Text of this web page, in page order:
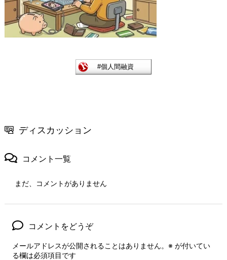
ディスカッション
コメント一覧
まだ、コメントがありません
コメントをどうぞ
メールアドレスが公開されることはありません。 ※ が付いてい
る欄は必須項目です